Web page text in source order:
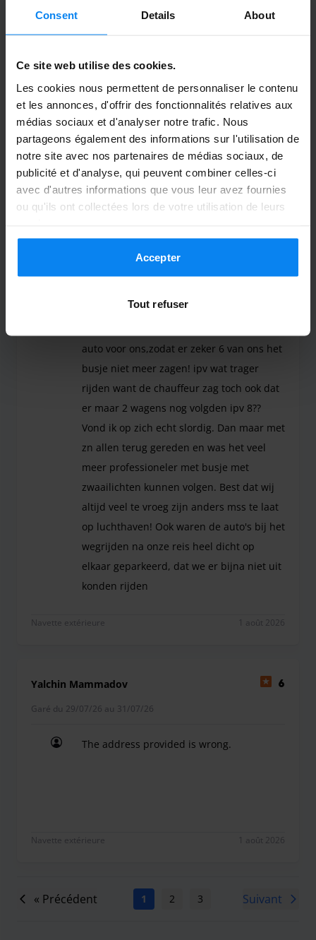
Consent Details About
Ce site web utilise des cookies.
Les cookies nous permettent de personnaliser le contenu
et les annonces, d'offrir des fonctionnalités relatives aux
médias sociaux et d'analyser notre trafic. Nous
partageons également des informations sur l'utilisation de
notre site avec nos partenaires de médias sociaux, de
publicité et d'analyse, qui peuvent combiner celles-ci
avec d'autres informations que vous leur avez fournies
ou qu'ils ont collectées lors de votre utilisation de leurs
Accepter
Tout refuser
We moesten even wachten, op het
er een busje die we moesten volgen naar
een andere parking bij het vliegveld, waar
we konden parkeren. Van daar uit werden
we met een busje naar de aankonsthal
gebracht. Goed geregeld dus.
We moesten even wachten, op het aangegeven
Navette extérieure 3 août 2026
Garé du 17/07/26 au 25/07/26
Wij moesten het busje volgen naar de
auto voor ons,zodat er zeker 6 van ons het
busje niet meer zagen! ipv wat trager
rijden want de chauffeur zag toch ook dat
er maar 2 wagens nog volgden ipv 8??
Vond ik op zich echt slordig. Dan maar met
zn allen terug gereden en was het veel
meer professioneler met busje met
zwaailichten kunnen volgen. Best dat wij
altijd veel te vroeg zijn anders mss te laat
op luchthaven! Ook waren de auto's bij het
wegrijden na onze reis heel dicht op
elkaar geparkeerd, dat we er bijna niet uit
konden rijden
Navette extérieure 1 août 2026
Yalchin Mammadov 6
Garé du 29/07/26 au 31/07/26
The address provided is wrong.
Navette extérieure 1 août 2026
« Précédent 1 2 3 5
Suivant